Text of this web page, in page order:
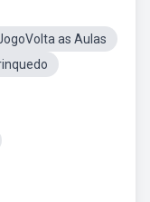
as Aulas